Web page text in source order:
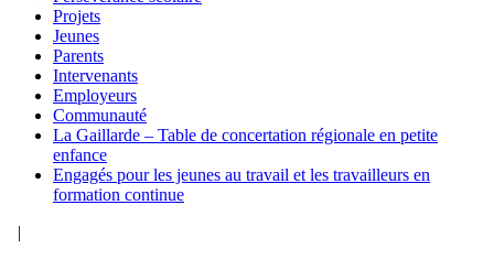
Projets
Jeunes
Parents
Intervenants
Employeurs
Communauté
La Gaillarde – Table de concertation régionale en petite
enfance
Engagés pour les jeunes au travail et les travailleurs en
formation continue
|